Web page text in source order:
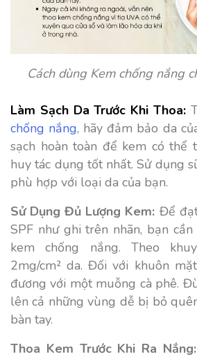
Cách dùng Kem chống nắng
Làm Sạch Da Trước Khi Thoa:
chống nắng, hãy đảm bảo da
sạch hoàn toàn để kem có thể
huy tác dụng tốt nhất. Sử dụng
phù hợp với loại da của bạn.
Sử Dụng Đủ Lượng Kem: Để
SPF như ghi trên nhãn, bạn
kem chống nắng. Theo
2mg/cm² da. Đối với khuôn
đương với một muỗng cà phê.
lên cả những vùng dễ bị bỏ
bàn tay.
Thoa Kem Trước Khi Ra Nắng: